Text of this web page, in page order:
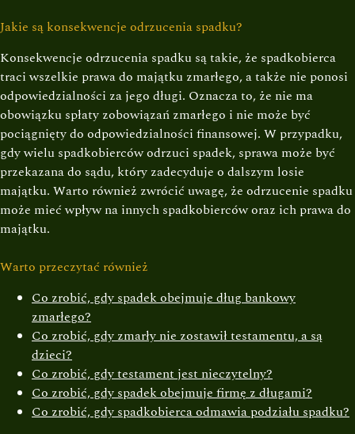
Jakie są konsekwencje odrzucenia spadku?
Konsekwencje odrzucenia spadku są takie, że spadkobierca
traci wszelkie prawa do majątku zmarłego, a także nie ponosi
odpowiedzialności za jego długi. Oznacza to, że nie ma
obowiązku spłaty zobowiązań zmarłego i nie może być
pociągnięty do odpowiedzialności finansowej. W przypadku,
gdy wielu spadkobierców odrzuci spadek, sprawa może być
przekazana do sądu, który zadecyduje o dalszym losie
majątku. Warto również zwrócić uwagę, że odrzucenie spadku
może mieć wpływ na innych spadkobierców oraz ich prawa do
majątku.
Warto przeczytać również
Co zrobić, gdy spadek obejmuje dług bankowy
zmarłego?
Co zrobić, gdy zmarły nie zostawił testamentu, a są
dzieci?
Co zrobić, gdy testament jest nieczytelny?
Co zrobić, gdy spadek obejmuje firmę z długami?
Co zrobić, gdy spadkobierca odmawia podziału spadku?